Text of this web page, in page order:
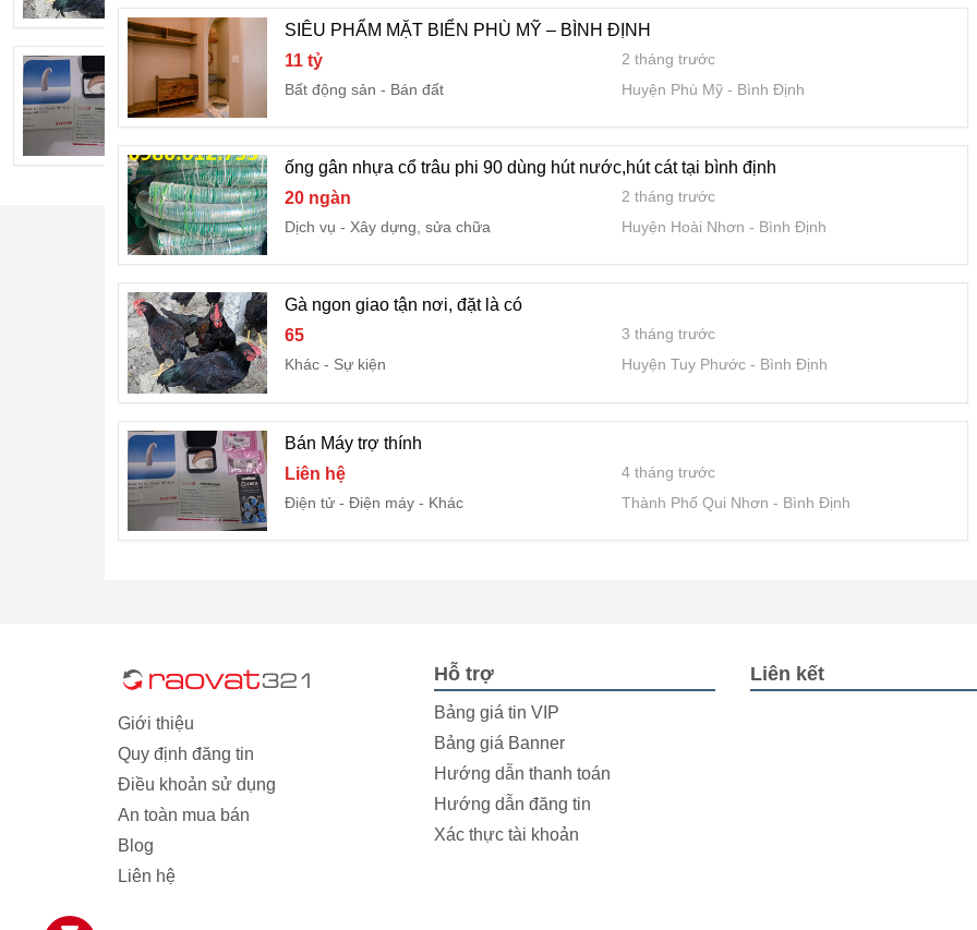
Bán Máy trợ thính
Liên hệ
4 tháng trước
Điện tử - Điện máy
Khác Thành Phố Qui Nhơn Bình Định
SIÊU PHẨM MẶT BIỂN PHÙ MỸ – BÌNH ĐỊNH
11 tỷ
2 tháng trước
Bất động sản
Bán đất Huyện Phù Mỹ Bình Định
ống gân nhựa cổ trâu phi 90 dùng hút nước,hút cát tại bình định
20 ngàn
2 tháng trước
Dịch vụ
Xây dựng, sửa chữa Huyện Hoài Nhơn Bình Định
Gà ngon giao tận nơi, đặt là có
65
3 tháng trước
Khác
Sự kiện Huyện Tuy Phước Bình Định
Bán Máy trợ thính
Liên hệ
4 tháng trước
Điện tử - Điện máy
Khác Thành Phố Qui Nhơn Bình Định
Giới thiệu
Quy định đăng tin
Điều khoản sử dụng
An toàn mua bán
Blog
Liên hệ
Hỗ trợ
Bảng giá tin VIP
Bảng giá Banner
Hướng dẫn thanh toán
Hướng dẫn đăng tin
Xác thực tài khoản
Liên kết